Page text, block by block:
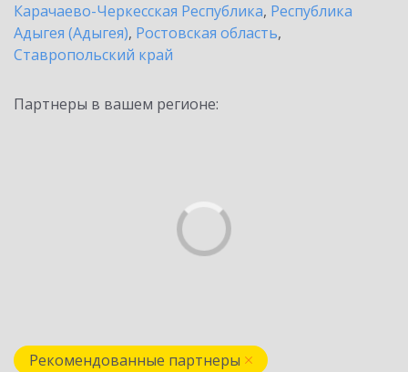
Карачаево-Черкесская Республика, Республика
Адыгея (Адыгея), Ростовская область,
Ставропольский край
Партнеры в вашем регионе:
Рекомендованные партнеры